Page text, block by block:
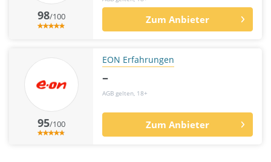
98/100 Zum Anbieter
95/100
EON Erfahrungen
–
AGB gelten, 18+
Zum Anbieter